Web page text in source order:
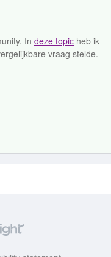
In deze topic heb ik
vraag stelde.